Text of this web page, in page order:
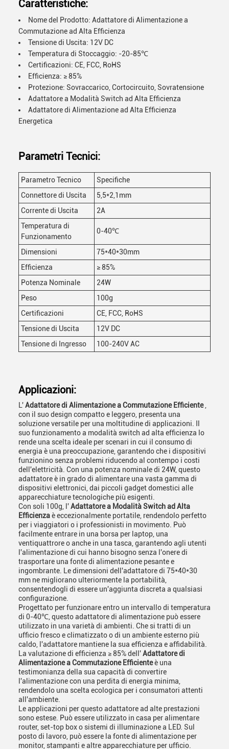
Caratteristiche:
Nome del Prodotto: Adattatore di Alimentazione a
Commutazione ad Alta Efficienza
Tensione di Uscita: 12V DC
Temperatura di Stoccaggio: -20-85℃
Certificazioni: CE, FCC, RoHS
Efficienza: ≥ 85%
Protezione: Sovraccarico, Cortocircuito, Sovratensione
Adattatore a Modalità Switch ad Alta Efficienza
Adattatore di Alimentazione ad Alta Efficienza
Energetica
Parametri Tecnici:
Parametro Tecnico
Specifiche
Connettore di Uscita
5,5*2,1mm
Corrente di Uscita
2A
Temperatura di
Funzionamento
0-40℃
Dimensioni
75*40*30mm
Efficienza
≥ 85%
Potenza Nominale
24W
Peso
100g
Certificazioni
CE, FCC, RoHS
Tensione di Uscita
12V DC
Tensione di Ingresso
100-240V AC
Applicazioni:
L'Adattatore di Alimentazione a Commutazione Efficiente
con il suo design compatto e leggero, presenta una
soluzione versatile per una moltitudine di applicazioni. Il
suo funzionamento a modalità switch ad alta efficienza lo
rende una scelta ideale per scenari in cui il consumo di
energia è una preoccupazione, garantendo che i dispositivi
funzionino senza problemi riducendo al contempo i costi
dell'elettricità. Con una potenza nominale di 24W, questo
adattatore è in grado di alimentare una vasta gamma di
dispositivi elettronici, dai piccoli gadget domestici alle
apparecchiature tecnologiche più esigenti.
Con soli 100g, l'Adattatore a Modalità Switch ad Alta
Efficienzaè eccezionalmente portatile, rendendolo perfetto
per i viaggiatori o i professionisti in movimento. Può
facilmente entrare in una borsa per laptop, una
ventiquattrore o anche in una tasca, garantendo agli utenti
l'alimentazione di cui hanno bisogno senza l'onere di
trasportare una fonte di alimentazione pesante e
ingombrante. Le dimensioni dell'adattatore di 75*40*30
mm ne migliorano ulteriormente la portabilità,
consentendogli di essere un'aggiunta discreta a qualsiasi
configurazione.
Progettato per funzionare entro un intervallo di temperatura
di 0-40℃, questo adattatore di alimentazione può essere
utilizzato in una varietà di ambienti. Che si tratti di un
ufficio fresco e climatizzato o di un ambiente esterno più
caldo, l'adattatore mantiene la sua efficienza e affidabilità.
La valutazione di efficienza ≥ 85% dell'Adattatore di
Alimentazione a Commutazione Efficienteè una
testimonianza della sua capacità di convertire
l'alimentazione con una perdita di energia minima,
rendendolo una scelta ecologica per i consumatori attenti
all'ambiente.
Le applicazioni per questo adattatore ad alte prestazioni
sono estese. Può essere utilizzato in casa per alimentare
router, set-top box o sistemi di illuminazione a LED. Sul
posto di lavoro, può essere la fonte di alimentazione per
monitor, stampanti e altre apparecchiature per ufficio.